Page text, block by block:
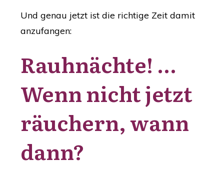
Und genau jetzt ist die richtige Zeit damit
anzufangen:
Rauhnächte! ...
Wenn nicht jetzt
räuchern, wann
dann?